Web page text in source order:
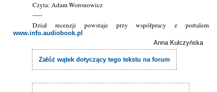
Czyta: Adam Woronowicz
-----
Dział recenzji powstaje przy współpracy z portalem
www.info.audiobook.pl
Anna Kulczyńska
Załóż wątek dotyczący tego tekstu na forum